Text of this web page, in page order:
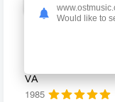
VA
1985
Would like to